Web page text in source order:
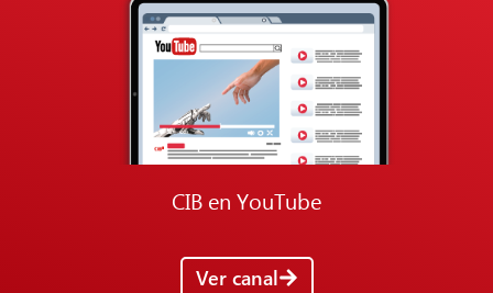
CIB en YouTube
Ver canal